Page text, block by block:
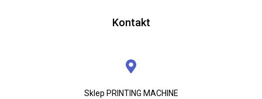
Kontakt
Sklep PRINTING MACHINE